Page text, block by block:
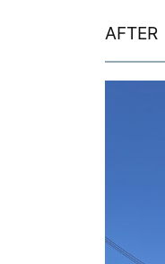
AFTER